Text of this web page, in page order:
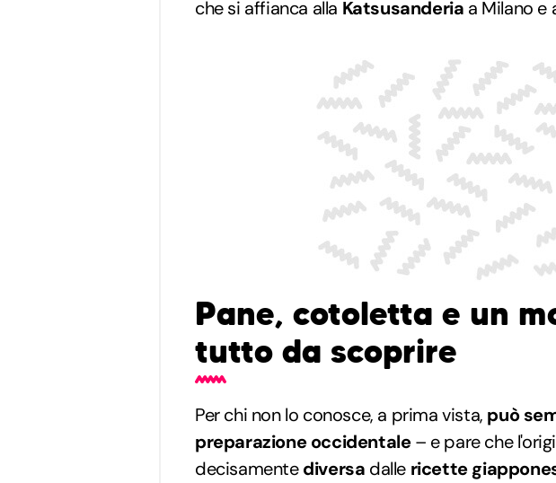
che si affianca alla Katsusanderia a Milano e
Pane, cotoletta e un
tutto da scoprire
Per chi non lo conosce, a prima vista, può
preparazione occidentale– e pare che
decisamentediversa dalle ricette